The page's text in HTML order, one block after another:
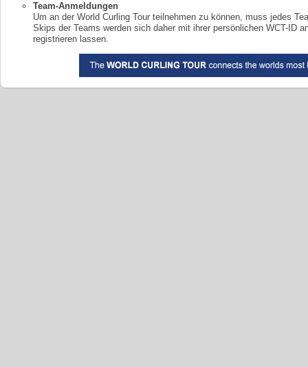
Team-Anmeldungen
Um an der World Curling Tour teilnehmen zu können, muss jedes
Skips der Teams werden sich daher mit ihrer persönlichen WCT-ID
registrieren lassen.